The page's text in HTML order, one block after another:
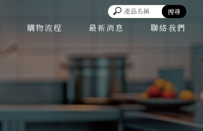
購物流程 最新消息 聯絡我們